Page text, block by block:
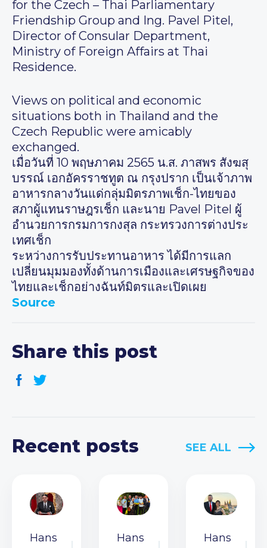
for the Czech – Thai Parliamentary
Friendship Group and Ing. Pavel Pitel,
Director of Consular Department,
Ministry of Foreign Affairs at Thai
Residence.
Views on political and economic
situations both in Thailand and the
Czech Republic were amicably
exchanged.
เมื่อวันที่ 10 พฤษภาคม 2565 น.ส. ภาสพร สังฆสุ
บรรณ์ เอกอัครราชทูต ณ กรุงปราก เป็นเจ้าภาพ
อาหารกลางวันแด่กลุ่มมิตรภาพเช็ก-ไทยของ
สภาผู้แทนราษฎรเช็ก และนาย Pavel Pitel ผู้
อำนวยการกรมการกงสุล กระทรวงการต่างประ
เทศเช็ก
ระหว่างการรับประทานอาหาร ได้มีการแลก
เปลี่ยนมุมมองทั้งด้านการเมืองและเศรษฐกิจของ
ไทยและเช็กอย่างฉันท์มิตรและเปิดเผย
Source
Share this post
Recent posts SEE ALL
Hans
Hans
Hans